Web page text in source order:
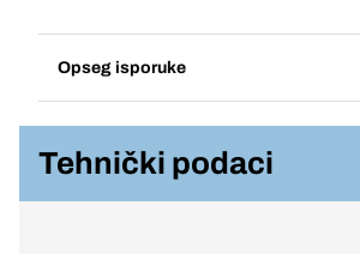
Opseg isporuke
Tehnički podaci